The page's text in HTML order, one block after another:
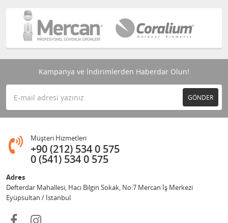
Kampanya ve İndirimlerden Haberdar Olun!
GÖNDER
Müşteri Hizmetleri
+90 (212) 534 0 575
0 (541) 534 0 575
Adres
Defterdar Mahallesi, Hacı Bilgin Sokak, No:7 Mercan İş Merkezi
Eyüpsultan / İstanbul